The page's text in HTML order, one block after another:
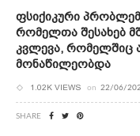
Ფსიქიკური
Რომელთა Შესახებ
Კვლევა, Რომელშიც
Მონაწილეობდა
1.02K VIEWS on 22/06/
SHARE